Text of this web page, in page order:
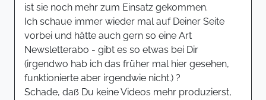
ist sie noch mehr zum Einsatz gekommen.
Ich schaue immer wieder mal auf Deiner Seite
vorbei und hätte auch gern so eine Art
Newsletterabo - gibt es so etwas bei Dir
(irgendwo hab ich das früher mal hier gesehen,
funktionierte aber irgendwie nicht.) ?
Schade, daß Du keine Videos mehr produzierst,